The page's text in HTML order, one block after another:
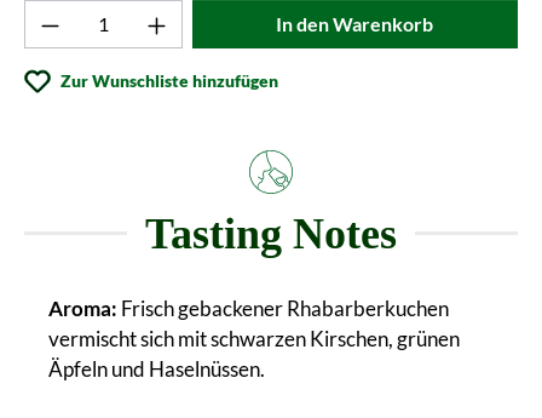
Produkt Anzahl: Gib den gewünschten
In den Warenkorb
Zur Wunschliste hinzufügen
Tasting Notes
Aroma: Frisch gebackener Rhabarberkuchen
vermischt sich mit schwarzen Kirschen, grünen
Äpfeln und Haselnüssen.